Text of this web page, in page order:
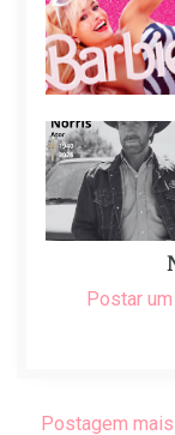
Postar
Postagem